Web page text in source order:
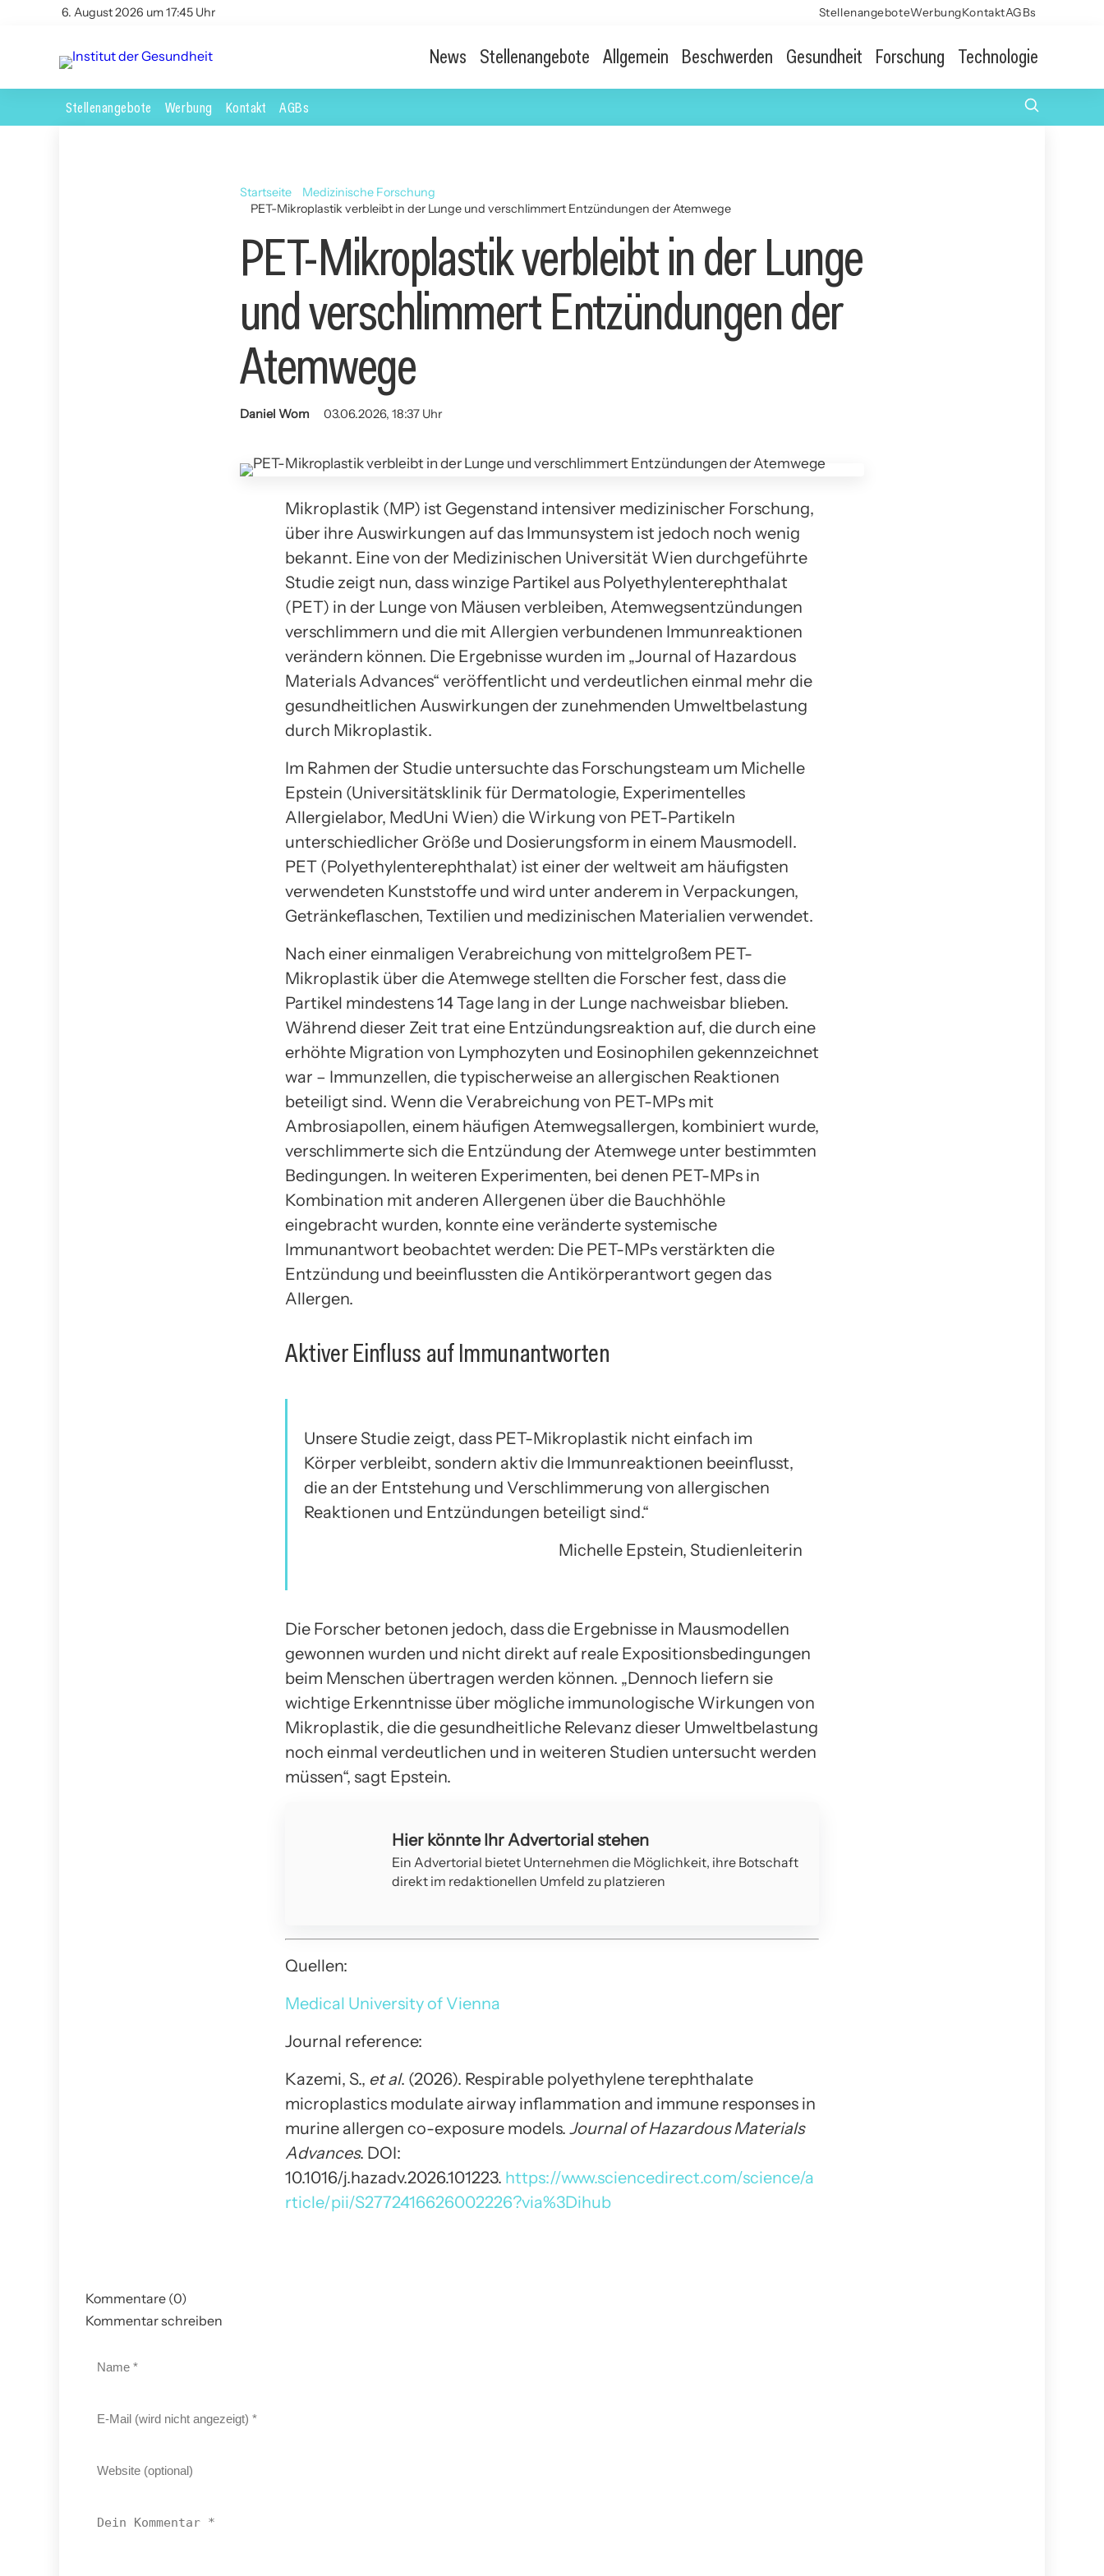
6. August 2026 um 17:45 Uhr StellenangeboteWerbungKontaktAGBs
News Stellenangebote Allgemein Beschwerden Gesundheit Forschung Technologie
Stellenangebote Werbung Kontakt AGBs
Startseite
Medizinische Forschung
PET-Mikroplastik verbleibt in der Lunge und verschlimmert Entzündungen der Atemwege
PET-Mikroplastik verbleibt in der Lunge
und verschlimmert Entzündungen der
Atemwege
Daniel Wom 03.06.2026, 18:37 Uhr
Mikroplastik (MP) ist Gegenstand intensiver medizinischer Forschung,
über ihre Auswirkungen auf das Immunsystem ist jedoch noch wenig
bekannt. Eine von der Medizinischen Universität Wien durchgeführte
Studie zeigt nun, dass winzige Partikel aus Polyethylenterephthalat
(PET) in der Lunge von Mäusen verbleiben, Atemwegsentzündungen
verschlimmern und die mit Allergien verbundenen Immunreaktionen
verändern können. Die Ergebnisse wurden im „Journal of Hazardous
Materials Advances“ veröffentlicht und verdeutlichen einmal mehr die
gesundheitlichen Auswirkungen der zunehmenden Umweltbelastung
durch Mikroplastik.
Im Rahmen der Studie untersuchte das Forschungsteam um Michelle
Epstein (Universitätsklinik für Dermatologie, Experimentelles
Allergielabor, MedUni Wien) die Wirkung von PET-Partikeln
unterschiedlicher Größe und Dosierungsform in einem Mausmodell.
PET (Polyethylenterephthalat) ist einer der weltweit am häufigsten
verwendeten Kunststoffe und wird unter anderem in Verpackungen,
Getränkeflaschen, Textilien und medizinischen Materialien verwendet.
Nach einer einmaligen Verabreichung von mittelgroßem PET-
Mikroplastik über die Atemwege stellten die Forscher fest, dass die
Partikel mindestens 14 Tage lang in der Lunge nachweisbar blieben.
Während dieser Zeit trat eine Entzündungsreaktion auf, die durch eine
erhöhte Migration von Lymphozyten und Eosinophilen gekennzeichnet
war – Immunzellen, die typischerweise an allergischen Reaktionen
beteiligt sind. Wenn die Verabreichung von PET-MPs mit
Ambrosiapollen, einem häufigen Atemwegsallergen, kombiniert wurde,
verschlimmerte sich die Entzündung der Atemwege unter bestimmten
Bedingungen. In weiteren Experimenten, bei denen PET-MPs in
Kombination mit anderen Allergenen über die Bauchhöhle
eingebracht wurden, konnte eine veränderte systemische
Immunantwort beobachtet werden: Die PET-MPs verstärkten die
Entzündung und beeinflussten die Antikörperantwort gegen das
Allergen.
Aktiver Einfluss auf Immunantworten
Unsere Studie zeigt, dass PET-Mikroplastik nicht einfach im
Körper verbleibt, sondern aktiv die Immunreaktionen beeinflusst,
die an der Entstehung und Verschlimmerung von allergischen
Reaktionen und Entzündungen beteiligt sind.“
Michelle Epstein, Studienleiterin
Die Forscher betonen jedoch, dass die Ergebnisse in Mausmodellen
gewonnen wurden und nicht direkt auf reale Expositionsbedingungen
beim Menschen übertragen werden können. „Dennoch liefern sie
wichtige Erkenntnisse über mögliche immunologische Wirkungen von
Mikroplastik, die die gesundheitliche Relevanz dieser Umweltbelastung
noch einmal verdeutlichen und in weiteren Studien untersucht werden
müssen“, sagt Epstein.
Hier könnte Ihr Advertorial stehen
Ein Advertorial bietet Unternehmen die Möglichkeit, ihre Botschaft
direkt im redaktionellen Umfeld zu platzieren
Quellen:
Medical University of Vienna
Journal reference:
Kazemi, S., et al. (2026). Respirable polyethylene terephthalate
microplastics modulate airway inflammation and immune responses in
murine allergen co-exposure models. Journal of Hazardous Materials
Advances. DOI:
10.1016/j.hazadv.2026.101223. https://www.sciencedirect.com/science/a
rticle/pii/S2772416626002226?via%3Dihub
Kommentare (0)
Kommentar schreiben